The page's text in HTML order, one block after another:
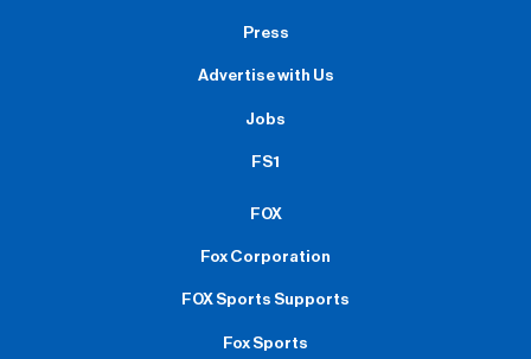
Press
Advertise with Us
Jobs
FS1
FOX
Fox Corporation
FOX Sports Supports
Fox Sports